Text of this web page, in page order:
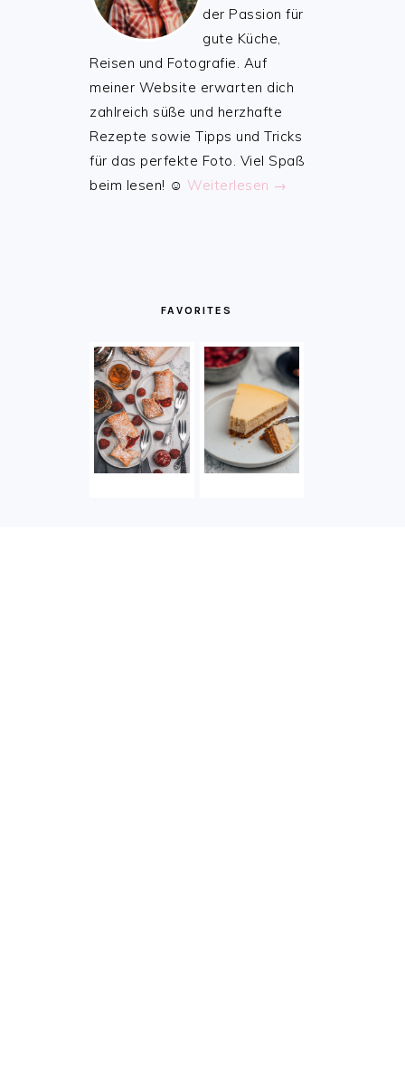
der Passion für
gute Küche,
Reisen und Fotografie. Auf
meiner Website erwarten dich
zahlreich süße und herzhafte
Rezepte sowie Tipps und Tricks
für das perfekte Foto. Viel Spaß
beim lesen! ☺️ Weiterlesen →
FAVORITES